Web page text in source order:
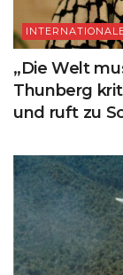
„Die Welt
Thunberg
und ruft zu